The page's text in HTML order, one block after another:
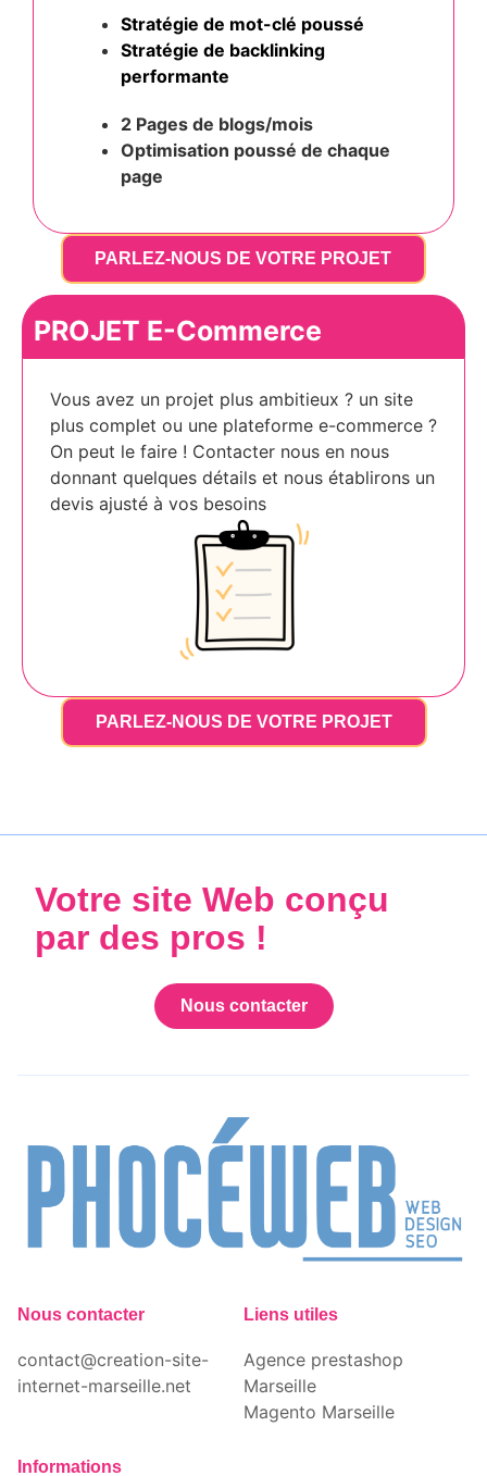
Stratégie de mot-clé poussé
Stratégie de backlinking
performante
2 Pages de blogs/mois
Optimisation poussé de chaque
page
PARLEZ-NOUS DE VOTRE PROJET
PROJET E-Commerce
Vous avez un projet plus ambitieux ? un site
plus complet ou une plateforme e-commerce ?
On peut le faire ! Contacter nous en nous
donnant quelques détails et nous établirons un
devis ajusté à vos besoins
PARLEZ-NOUS DE VOTRE PROJET
Votre site Web conçu
par des pros !
Nous contacter
Nous contacter
contact@creation-site-
internet-marseille.net
Liens utiles
Agence prestashop
Marseille
Magento Marseille
Informations